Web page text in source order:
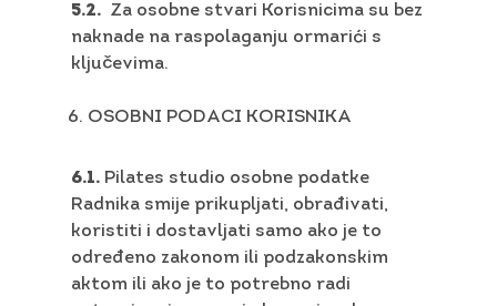
5.2. Za osobne stvari Korisnicima su bez
naknade na raspolaganju ormarići s
ključevima.
OSOBNI PODACI KORISNIKA
6.1. Pilates studio osobne podatke
Radnika smije prikupljati, obrađivati,
koristiti i dostavljati samo ako je to
određeno zakonom ili podzakonskim
aktom ili ako je to potrebno radi